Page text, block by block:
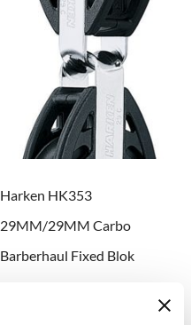
Harken HK353
29MM/29MM Carbo
Barberhaul Fixed Blok